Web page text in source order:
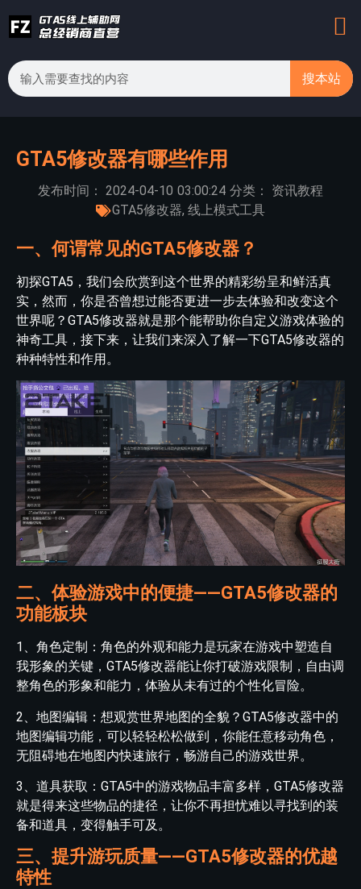
搜本站
GTA5修改器有哪些作用
发布时间： 2024-04-10 03:00:24 分类：
资讯教程
GTA5修改器, 线上模式工具
一、何谓常见的GTA5修改器？
初探GTA5，我们会欣赏到这个世界的精彩纷呈和鲜活真
实，然而，你是否曾想过能否更进一步去体验和改变这个
世界呢？GTA5修改器就是那个能帮助你自定义游戏体验的
神奇工具，接下来，让我们来深入了解一下GTA5修改器的
种种特性和作用。
二、体验游戏中的便捷——GTA5修改器的
功能板块
1、角色定制：角色的外观和能力是玩家在游戏中塑造自
我形象的关键，GTA5修改器能让你打破游戏限制，自由调
整角色的形象和能力，体验从未有过的个性化冒险。
2、地图编辑：想观赏世界地图的全貌？GTA5修改器中的
地图编辑功能，可以轻轻松松做到，你能任意移动角色，
无阻碍地在地图内快速旅行，畅游自己的游戏世界。
3、道具获取：GTA5中的游戏物品丰富多样，GTA5修改器
就是得来这些物品的捷径，让你不再担忧难以寻找到的装
备和道具，变得触手可及。
三、提升游玩质量——GTA5修改器的优越
特性